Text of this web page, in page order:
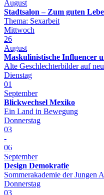
August
Stadtsalon – Zum guten
Thema: Sexarbeit
Mittwoch
26
August
Maskulinistische Influencer
Alte Geschlechterbilder auf
Dienstag
01
September
Blickwechsel Mexiko
Ein Land in Bewegung
Donnerstag
03
-
06
September
Design Demokratie
Sommerakademie der Jungen
Donnerstag
03